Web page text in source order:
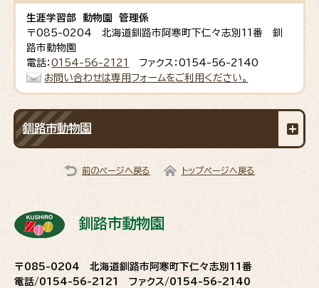
生涯学習部 動物園 管理係
〒085-0204 北海道釧路市阿寒町下仁々志別11番 釧
路市動物園
電話：0154-56-2121
ファクス：0154-56-2140
お問い合わせは専用フォームをご利用ください。
釧路市動物園
前のページへ戻る トップページへ戻る
釧路市動物園
〒085-0204 北海道釧路市阿寒町下仁々志別11番
電話/0154-56-2121 ファクス/0154-56-2140